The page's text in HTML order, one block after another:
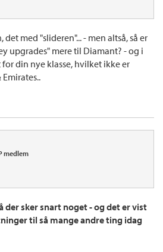
det med "slideren"... - men altså, så er
upgrades" mere til Diamant? - og i
din nye klasse, hvilket ikke er
medlem
der sker snart noget - og det er vist
til så mange andre ting idag